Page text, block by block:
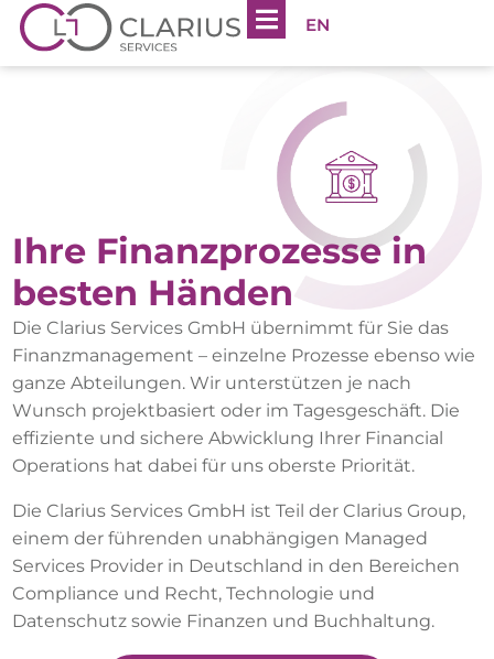
EN
Ihre Finanzprozesse in
besten Händen
Die Clarius Services GmbH übernimmt für Sie das
Finanzmanagement – einzelne Prozesse ebenso wie
ganze Abteilungen. Wir unterstützen je nach
Wunsch projektbasiert oder im Tagesgeschäft. Die
effiziente und sichere Abwicklung Ihrer Financial
Operations hat dabei für uns oberste Priorität.
Die Clarius Services GmbH ist Teil der Clarius Group,
einem der führenden unabhängigen Managed
Services Provider in Deutschland in den Bereichen
Compliance und Recht, Technologie und
Datenschutz sowie Finanzen und Buchhaltung.